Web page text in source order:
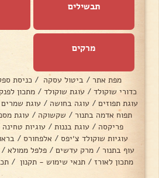
תבשילים
מרקים
מפת אתר / ביטול עסקה / כניסת
כדורי שוקולד / עוגת שוקולד / מתכון
עוגת תפוזים / עוגה בחושה / עוגת שמרים
תפוח אדמה בתנור / שקשוקה / עוגת
פריקסה / עוגת בננות / עוגיות טחינה
עוגיות שוקולד צ׳יפס / אלפחורס /
עוף בתנור / מרק עדשים / פלפל ממולא /
מתכון לאורז / תנאי שימוש - תקנון /